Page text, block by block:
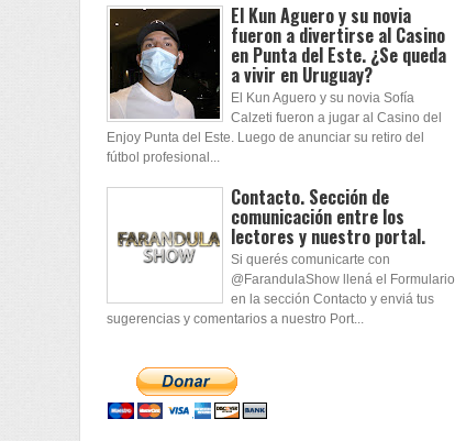
El Kun Aguero y su novia
fueron a divertirse al Casino
en Punta del Este. ¿Se queda
a vivir en Uruguay?
El Kun Aguero y su novia Sofía
Calzeti fueron a jugar al Casino del
Enjoy Punta del Este. Luego de anunciar su retiro del
fútbol profesional...
Contacto. Sección de
comunicación entre los
lectores y nuestro portal.
Si querés comunicarte con
@FarandulaShow llená el Formulario
en la sección Contacto y enviá tus
sugerencias y comentarios a nuestro Port...